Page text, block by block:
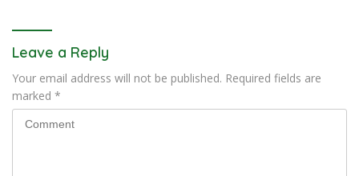
Leave a Reply
Your email address will not be published. Required fields are
marked *